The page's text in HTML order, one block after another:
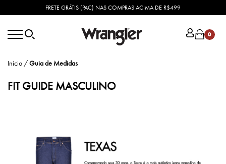
FRETE GRÁTIS (PAC) NAS COMPRAS ACIMA DE R$499
0
Início /Guia de Medidas
FIT GUIDE MASCULINO